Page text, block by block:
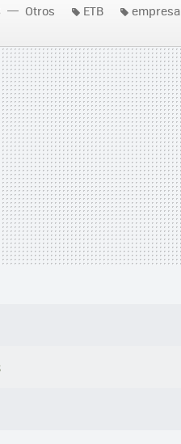
Otros ETB empresa